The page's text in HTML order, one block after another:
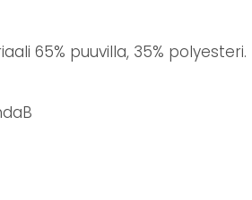
65% puuvilla, 35% polyesteri.